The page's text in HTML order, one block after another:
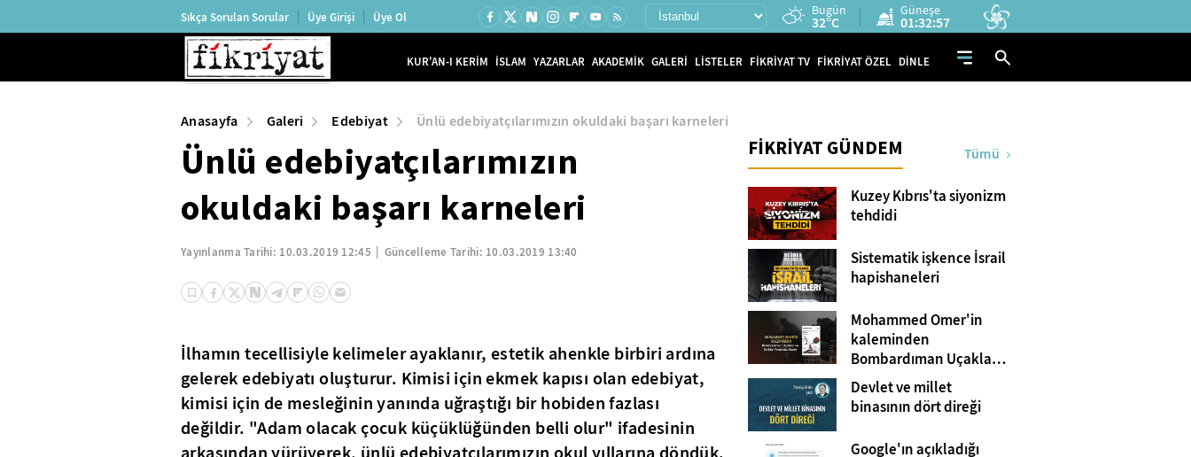
Sıkça Sorulan Sorular Üye Girişi Üye Ol Bugün
32°C
Güneşe
01:32:56
KUR'AN-I KERİM İSLAM YAZARLAR AKADEMİK GALERİ LİSTELER FİKRİYAT TV FİKRİYAT ÖZEL DİNLE
Anasayfa Galeri Edebiyat Ünlü edebiyatçılarımızın okuldaki başarı karneleri
Ünlü edebiyatçılarımızın
okuldaki başarı karneleri
Yayınlanma Tarihi: 10.03.2019 12:45 Güncelleme Tarihi: 10.03.2019 13:40
İlhamın tecellisiyle kelimeler ayaklanır, estetik ahenkle birbiri ardına
gelerek edebiyatı oluşturur. Kimisi için ekmek kapısı olan edebiyat,
kimisi için de mesleğinin yanında uğraştığı bir hobiden fazlası
değildir. "Adam olacak çocuk küçüklüğünden belli olur" ifadesinin
FİKRİYAT GÜNDEM Tümü
Kuzey Kıbrıs'ta siyonizm
tehdidi
Sistematik işkence İsrail
hapishaneleri
Mohammed Omer'in
kaleminden
Bombardıman Uçakları
ve Tanklar Arasında
Gazze
Devlet ve millet
binasının dört direği
Google'ın açıkladığı